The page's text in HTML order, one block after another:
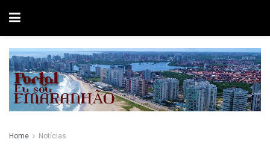
Home Notícias